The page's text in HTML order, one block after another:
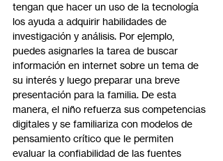
tengan que hacer un uso de la tecnología
los ayuda a adquirir habilidades de
investigación y análisis. Por ejemplo,
puedes asignarles la tarea de buscar
información en internet sobre un tema de
su interés y luego preparar una breve
presentación para la familia. De esta
manera, el niño refuerza sus competencias
digitales y se familiariza con modelos de
pensamiento crítico que le permiten
evaluar la confiabilidad de las fuentes